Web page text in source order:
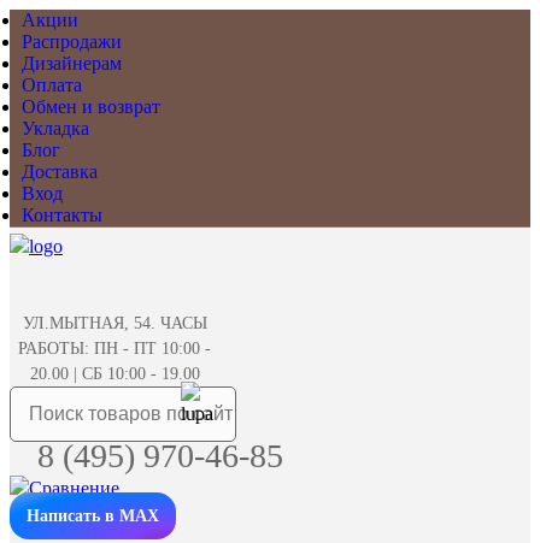
Акции
Распродажи
Дизайнерам
Оплата
Обмен и возврат
Укладка
Блог
Доставка
Вход
Контакты
УЛ.МЫТНАЯ, 54. ЧАСЫ
РАБОТЫ: ПН - ПТ 10:00 -
20.00 | СБ 10:00 - 19.00
8 (495) 970-46-85
Написать в MAX